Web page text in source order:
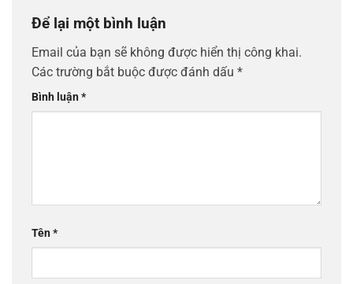
Để lại một bình luận
Email của bạn sẽ không được hiển thị công khai.
Các trường bắt buộc được đánh dấu *
Bình luận*
Tên*